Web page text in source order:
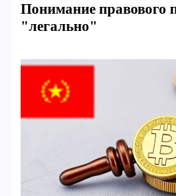
Понимание правового
"легально"